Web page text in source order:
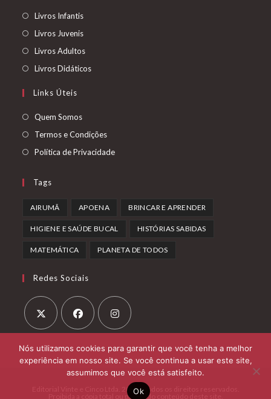
Livros InfantisAbre
Livros JuvenisAbre
em
Livros AdultosAbre
em
Livros DidáticosAbre
Links Úteis
Quem SomosAbre
em
Termos e CondiçõesAbre
em
Política de PrivacidadeAbre
Tags
AIRUMÃ APOENA BRINCAR E APRENDER
HIGIENE E SAÚDE BUCAL HISTÓRIAS SABIDAS
MATEMÁTICA PLANETA DE TODOS
Redes Sociais
Abre
em
uma
Abre
em
uma
Abre
em
uma
Editorial Vinte e Cinco Ltda. 2026 - Todos os direitos reservados.
Proibida a cópia total ou parcial do conteúdo deste site.
Nós utilizamos cookies para garantir que você tenha a melhor
experiência em nosso site. Se você continua a usar este site,
assumimos que você está satisfeito.
Ok